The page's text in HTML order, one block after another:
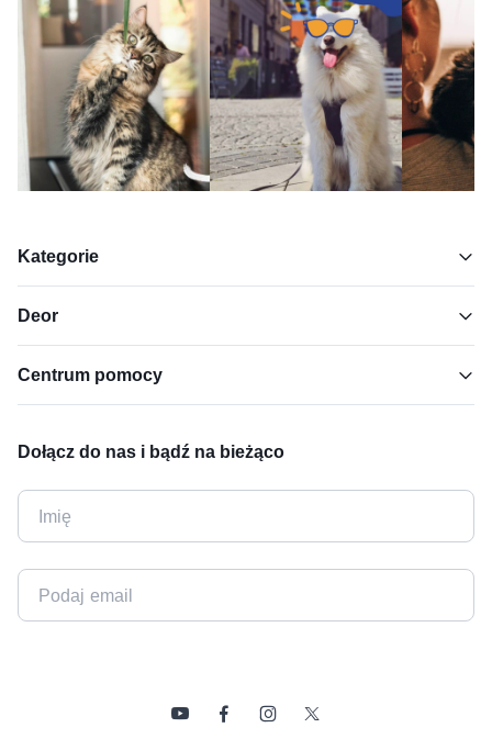
Kategorie
Deor
Centrum pomocy
Dołącz do nas i bądź na bieżąco